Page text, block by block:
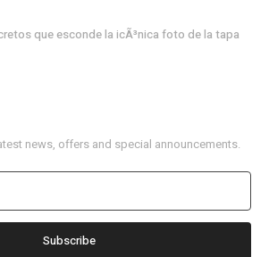
que esconde la icÃ³nica foto de la tapa
news, offers and special announcements.
Subscribe